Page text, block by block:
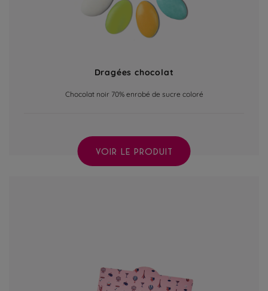
Dragées chocolat
Chocolat noir 70% enrobé de sucre coloré
VOIR LE PRODUIT